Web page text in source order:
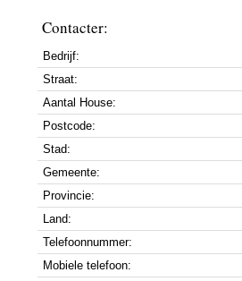
Contacter:
Bedrijf:
Straat:
Aantal House:
Postcode:
Stad:
Gemeente:
Provincie:
Land:
Telefoonnummer:
Mobiele telefoon: